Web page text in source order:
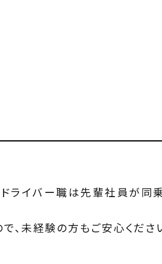
ドライバー職は先輩社員が
、未経験の方もご安心くださ